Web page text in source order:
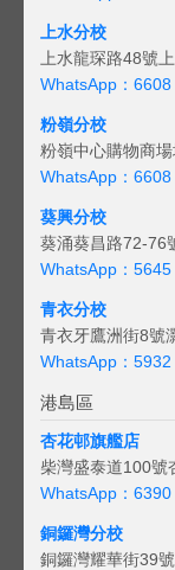
上水分校
上水龍琛路48號
WhatsApp：
粉嶺分校
粉嶺中心購物商
WhatsApp：6608
葵興分校
葵涌葵昌路72-76
WhatsApp：5645
青衣分校
青衣牙鷹洲街8號
WhatsApp：
港島區
杏花邨旗艦店
柴灣盛泰道100號
WhatsApp：
銅鑼灣分校
銅鑼灣耀華街39